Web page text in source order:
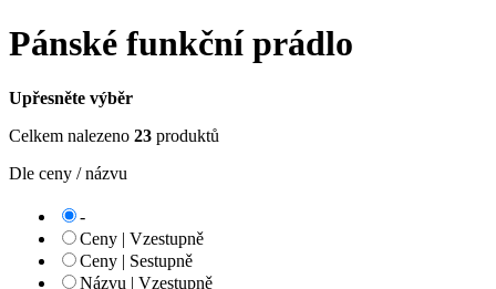
Pánské funkční prádlo
Upřesněte výběr
Celkem nalezeno 23 produktů
Dle ceny / názvu
-
Ceny | Vzestupně
Ceny | Sestupně
Názvu | Vzestupně